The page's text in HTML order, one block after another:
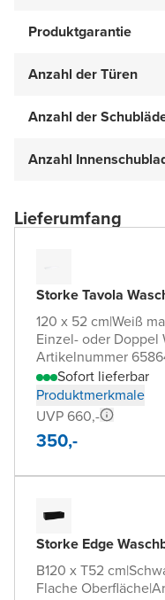
Produktgarantie
Anzahl der Türen
Anzahl der
Anzahl
Lieferumfang
Storke Tavola
120 x 52 cm|Weiß
Einzel- oder Doppel
Artikelnummer
Sofort lieferbar
Produktmerkmale
UVP 660,-
350,-
Storke Edge
B120 x T52 cm|
Flache Oberfläche|